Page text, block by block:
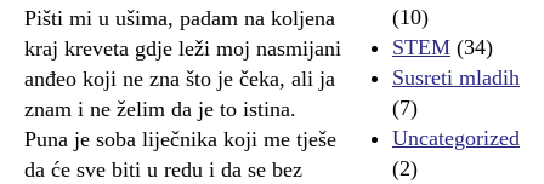
Pišti mi u ušima, padam na koljena
kraj kreveta gdje leži moj nasmijani
anđeo koji ne zna što je čeka, ali ja
znam i ne želim da je to istina.
Puna je soba liječnika koji me tješe
da će sve biti u redu i da se bez
(10)
STEM (34)
Susreti mladih
(7)
Uncategorized
(2)